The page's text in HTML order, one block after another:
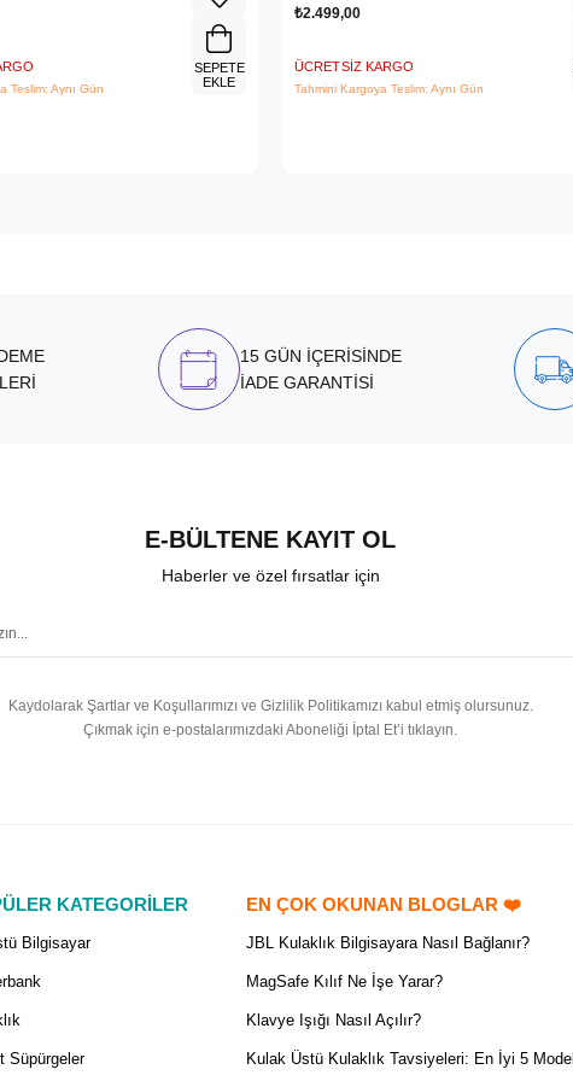
Teslim: Aynı Gün
SEPETE
EKLE
₺2.499,00
ÜCRETSIZ KARGO
Tahmini Kargoya Teslim: Aynı Gün
15 GÜN İÇERİSİNDE
İADE GARANTİSİ
E-BÜLTENE KAYIT OL
Haberler ve özel fırsatlar için
Kaydolarak Şartlar ve Koşullarımızı ve Gizlilik Politikamızı kabul etmiş olursunuz.
Çıkmak için e-postalarımızdaki Aboneliği İptal Et’i tıklayın.
KATEGORİLER
Bilgisayar
Süpürgeler
EN ÇOK OKUNAN BLOGLAR ❤️
JBL Kulaklık Bilgisayara Nasıl Bağlanır?
MagSafe Kılıf Ne İşe Yarar?
Klavye Işığı Nasıl Açılır?
Kulak Üstü Kulaklık Tavsiyeleri: En İyi 5 Model